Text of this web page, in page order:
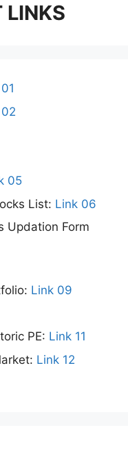
LINKS
05
List: Link 06
Updation Form
Link 09
PE: Link 11
Link 12